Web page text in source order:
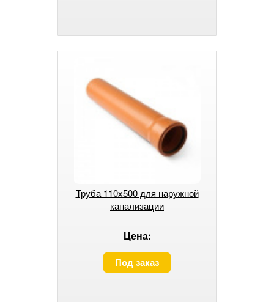
Труба 110х500 для наружной
канализации
Цена:
Под заказ